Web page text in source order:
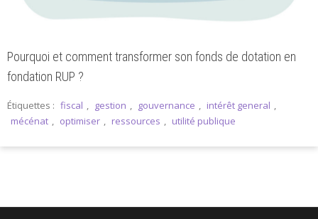
Pourquoi et comment transformer son fonds de dotation en
fondation RUP ?
Étiquettes : fiscal , gestion , gouvernance , intérêt general ,
mécénat , optimiser , ressources , utilité publique